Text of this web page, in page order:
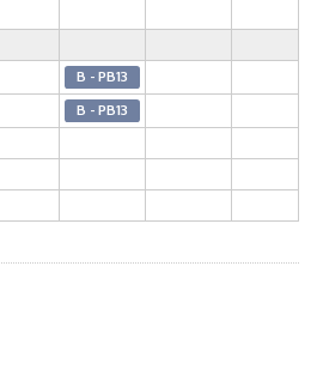
B - PB13
B - PB13